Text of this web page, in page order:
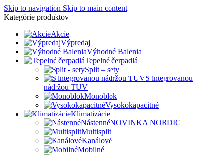
Skip to navigation Skip to main content
Kategórie produktov
Akcie
Výpredaj
Výhodné Balenia
Tepelné čerpadlá
Split – sety
S integrovanou
nádržou TUV
Monoblok
Vysokokapacitné
Klimatizácie
NástennéNOVINKA NORDIC
Multisplit
Kanálové
Mobilné